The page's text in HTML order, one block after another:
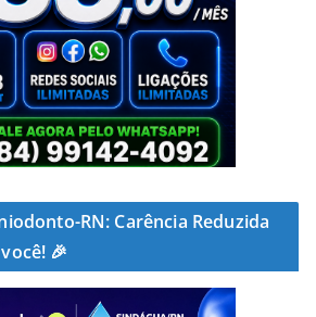
RN: Carência Reduzida
🎉